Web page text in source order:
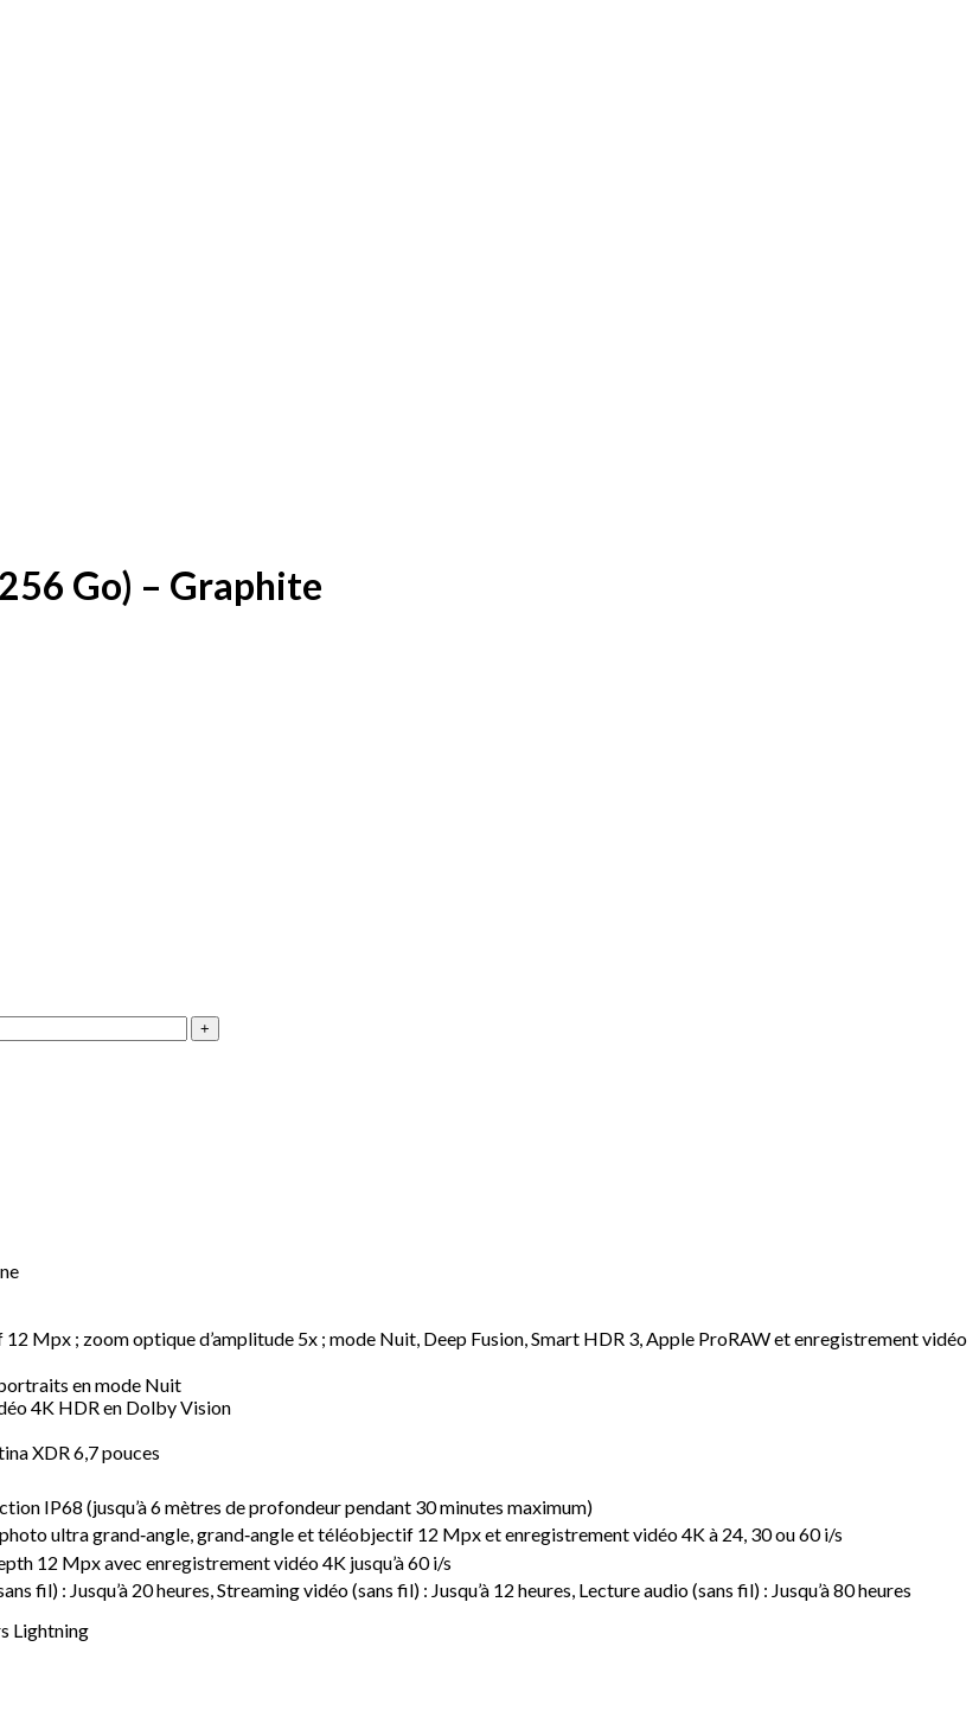
Go) – Graphite
Mpx ; zoom optique d’amplitude 5x ; mode Nuit, Deep Fusion, Smart HDR 3, Apple ProRAW et enregistrement vidéo
en mode Nuit
4K HDR en Dolby Vision
XDR 6,7 pouces
IP68 (jusqu’à 6 mètres de profondeur pendant 30 minutes maximum)
ultra grand‑angle, grand‑angle et téléobjectif 12 Mpx et enregistrement vidéo 4K à 24, 30 ou 60 i/s
12 Mpx avec enregistrement vidéo 4K jusqu’à 60 i/s
fil) : Jusqu’à 20 heures, Streaming vidéo (sans fil) : Jusqu’à 12 heures, Lecture audio (sans fil) : Jusqu’à 80 heures
Lightning